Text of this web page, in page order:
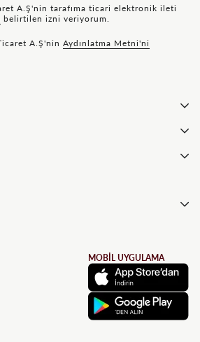
A.Ş'nin tarafıma ticari elektronik ileti
belirtilen izni veriyorum.
A.Ş'nin Aydınlatma Metni'ni
MOBİL UYGULAMA